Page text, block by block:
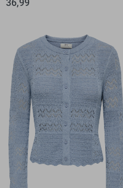
36,99